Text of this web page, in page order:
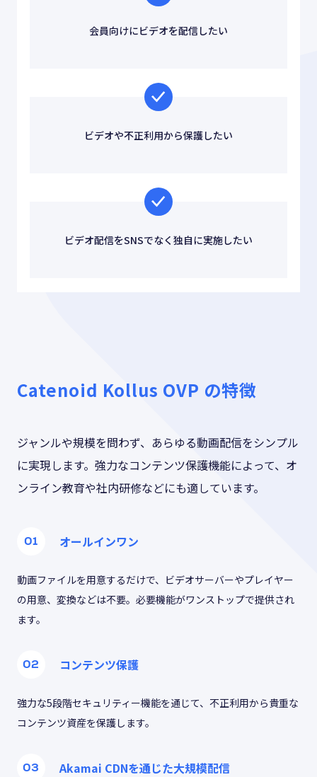
会員向けにビデオを配信したい
ビデオや不正利用から保護したい
ビデオ配信をSNSでなく独自に実施したい
Catenoid Kollus OVP の特徴
ジャンルや規模を問わず、あらゆる動画配信をシンプル
に実現します。強力なコンテンツ保護機能によって、オ
ンライン教育や社内研修などにも適しています。
オールインワン
動画ファイルを用意するだけで、ビデオサーバーやプレイヤー
の用意、変換などは不要。必要機能がワンストップで提供され
ます。
コンテンツ保護
強力な5段階セキュリティー機能を通じて、不正利用から貴重な
コンテンツ資産を保護します。
Akamai CDNを通じた大規模配信